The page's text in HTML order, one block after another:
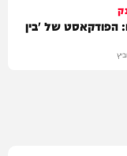
מבפנים: הפודקאסט של 'בין